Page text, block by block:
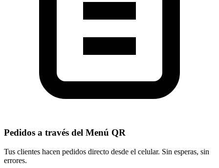
Pedidos a través del Menú QR
Tus clientes hacen pedidos directo desde el celular. Sin esperas, sin
errores.